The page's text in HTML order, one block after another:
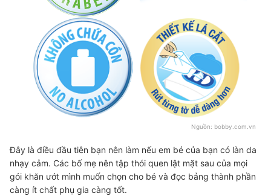
Nguồn: bobby.com.vn
Đây là điều đầu tiên bạn nên làm nếu em bé của bạn có làn da
nhạy cảm. Các bố mẹ nên tập thói quen lật mặt sau của mọi
gói khăn ướt mình muốn chọn cho bé và đọc bảng thành phần
càng ít chất phụ gia càng tốt.